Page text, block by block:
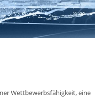
Wettbewerbsfähigkeit, eine